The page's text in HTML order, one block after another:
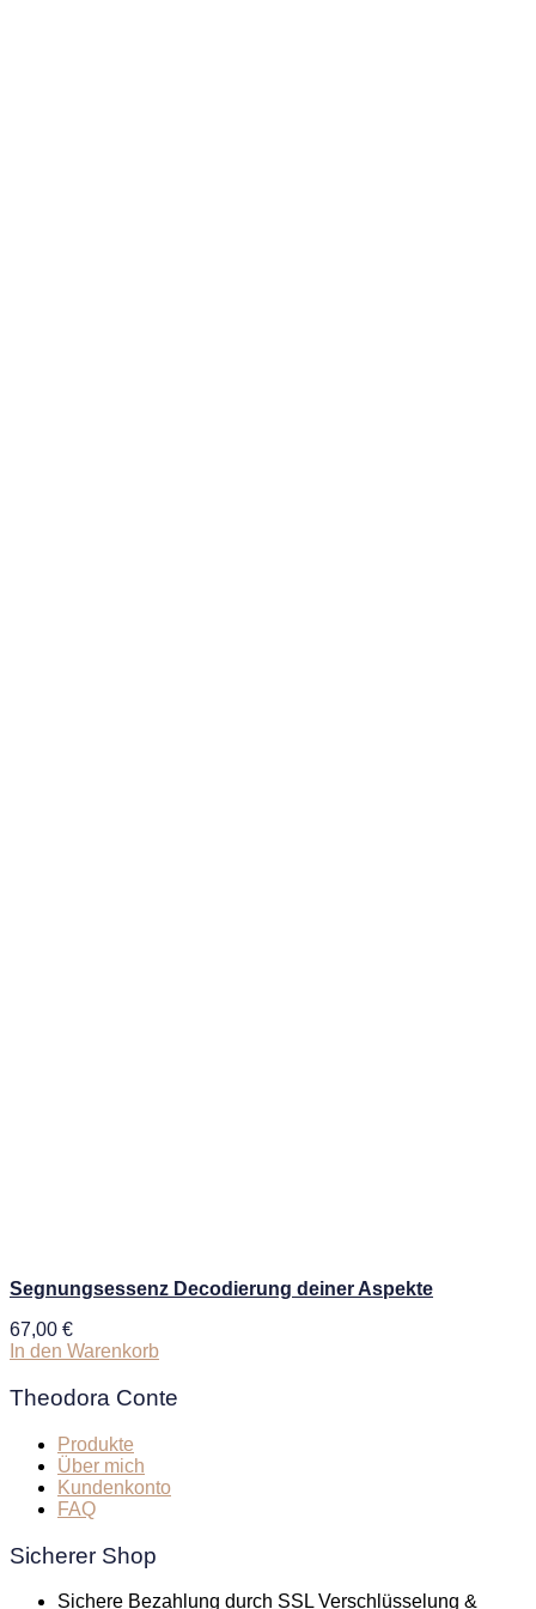
Segnungsessenz Decodierung deiner Aspekte
67,00 €
In den Warenkorb
Theodora Conte
Produkte
Über mich
Kundenkonto
FAQ
Sicherer Shop
Sichere Bezahlung durch SSL Verschlüsselung &